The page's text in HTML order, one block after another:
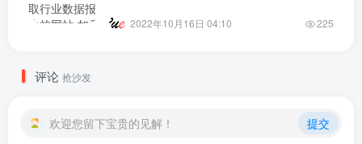
2022年10月16日 04:10 225
评论 抢沙发
欢迎您留下宝贵的见解！ 提交